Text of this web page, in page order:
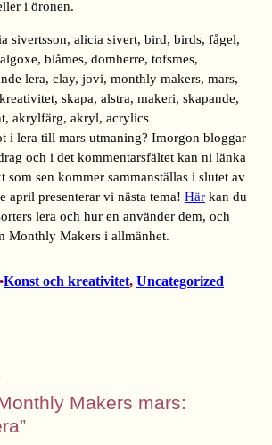
i öronen.
i lera till mars utmaning? Imorgon bloggar
och i det kommentarsfältet kan ni länka
som sen kommer sammanställas i slutet av
april presenterar vi nästa tema! Här kan du
lera och hur en använder dem, och
Monthly Makers i allmänhet.
•Konst och kreativitet, Uncategorized
Makers mars: